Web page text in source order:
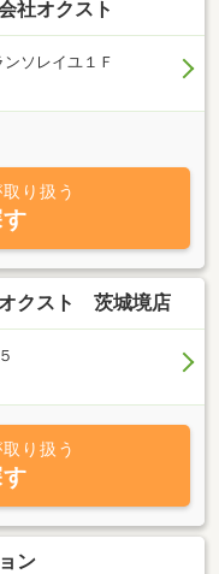
社オクスト
ソレイユ１Ｆ
り扱う
クスト 茨城境店
り扱う
ン